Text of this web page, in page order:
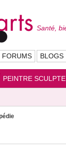
Santé,
FORUMS BLOGS
PEINTRE